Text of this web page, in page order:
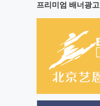
프리미엄 배너광고